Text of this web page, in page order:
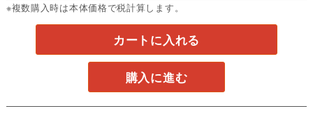
※複数購入時は本体価格で税計算します。
カートに入れる
購入に進む